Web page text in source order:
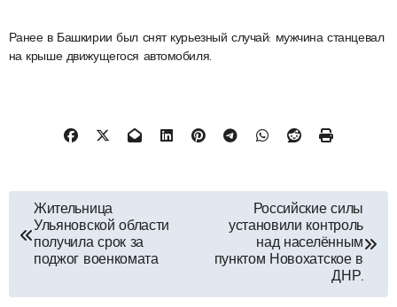
Ранее в Башкирии был снят курьезный случай: мужчина станцевал
на крыше движущегося автомобиля.
Навигация
по
Жительница
Ульяновской области
получила срок за
поджог военкомата
Российские силы
установили контроль
над населённым
пунктом Новохатское в
ДНР.